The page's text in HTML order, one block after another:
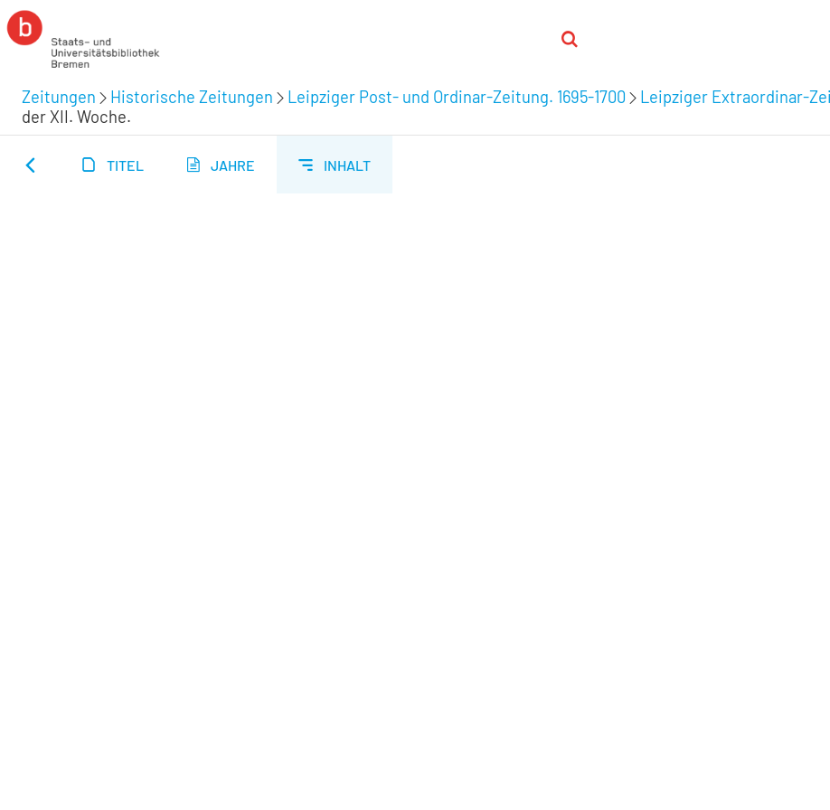
Zeitungen Historische Zeitungen Leipziger Post- und Ordinar-Zeitung. 1695-1700 Leipziger Extraordinar-
der XII. Woche.
TITEL JAHRE INHALT